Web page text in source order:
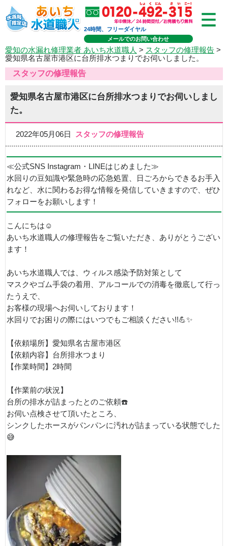
24時間、フリーダイヤル
メールでのお問い合わせ
愛知の水漏れ修理業者 あいち水道職人 > スタッフの修理報告 >
愛知県名古屋市港区に台所排水つまりでお伺いしました。
スタッフの修理報告
愛知県名古屋市港区に台所排水つまりでお伺いしまし
た。
2022年05月06日 スタッフの修理報告
≪公式SNS Instagram・LINEはじめました≫
水回りの豆知識や緊急時の応急処置、日ごろからできるお手入
れなど、水に関わるお得な情報を発信していきますので、ぜひ
フォローをお願いします！
こんにちは☺️
あいち水道職人の修理報告をご覧いただき、ありがとうござい
ます！
あいち水道職人では、ウィルス感染予防対策として
マスクやゴム手袋の着用、アルコールでの消毒を徹底して行っ
たうえで、
お客様の現場へお伺いしております！
水回りでお困りの際にはいつでもご相談ください!!💪✨
【依頼場所】愛知県名古屋市港区
【依頼内容】台所排水つまり
【作業時間】2時間
【作業前の状況】
台所の排水が詰まったとのご依頼☎️
お伺い点検させて頂いたところ、
シンクしたホースがパンパンに汚れが詰まっている状態でした
😅